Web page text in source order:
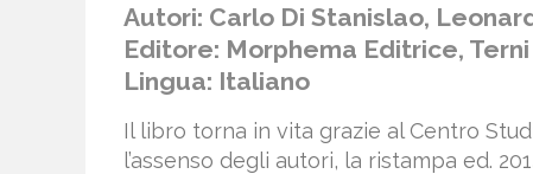
Autori: Carlo Di Stanislao,
Editore: Morphema Editrice, Terni
Lingua: Italiano
Il libro torna in vita grazie al Centro
l’assenso degli autori, la ristampa ed.